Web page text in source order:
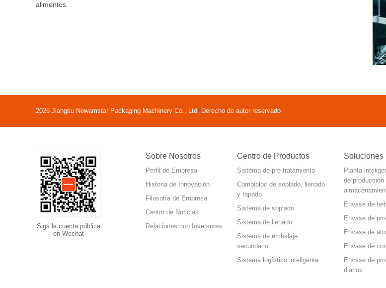
alimentos.
2026 Jiangsu Newamstar Packaging Machinery Co., Ltd. Derecho de autor reservado
Siga la cuenta pública
en Wechat
Sobre Nosotros
Perfil de Empresa
Historia de Innovación
Filosofía de Empresa
Centro de Noticias
Relaciones con Inversores
Centro de Productos
Sistema de pre-tratamiento
Combibloc de soplado, llenado
y tapado
Sistema de soplado
Sistema de llenado
Sistema de embalaje
secundario
Sistema logístico inteligente
Soluciones
Planta
de producción
Envase de
Envase de
Envase de
Envase de
Envase de
diarios